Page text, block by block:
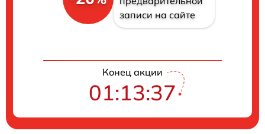
записи на сайте
Конец акции
01:13:37